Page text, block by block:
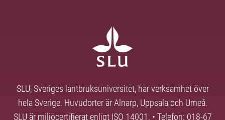
SLU, Sveriges lantbruksuniversitet, har verksamhet över
hela Sverige. Huvudorter är Alnarp, Uppsala och Umeå.
SLU är miljöcertifierat enligt ISO 14001. • Telefon: 018-67